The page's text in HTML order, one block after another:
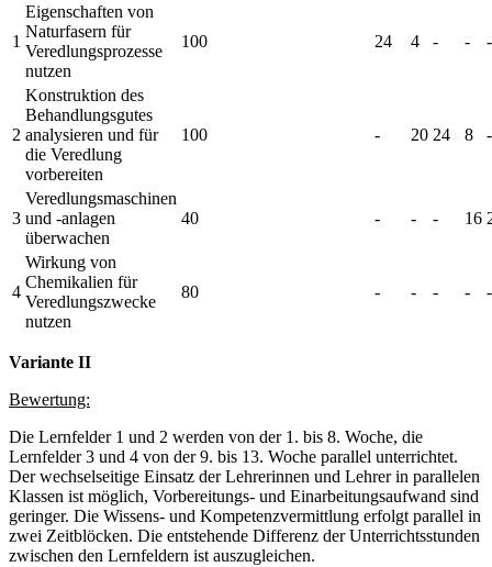
1
Eigenschaften von
Naturfasern für
Veredlungsprozesse
nutzen
100 24 4 - - -
2
Konstruktion des
Behandlungsgutes
analysieren und für
die Veredlung
vorbereiten
100 - 20 24 8 -
3
Veredlungsmaschinen
und -anlagen
überwachen
40 - - - 16
4
Wirkung von
Chemikalien für
Veredlungszwecke
nutzen
80 - - - - -
Variante II
Bewertung:
Die Lernfelder 1 und 2 werden von der 1. bis 8. Woche, die
Lernfelder 3 und 4 von der 9. bis 13. Woche parallel unterrichtet.
Der wechselseitige Einsatz der Lehrerinnen und Lehrer in parallelen
Klassen ist möglich, Vorbereitungs- und Einarbeitungsaufwand sind
geringer. Die Wissens- und Kompetenzvermittlung erfolgt parallel in
zwei Zeitblöcken. Die entstehende Differenz der Unterrichtsstunden
zwischen den Lernfeldern ist auszugleichen.